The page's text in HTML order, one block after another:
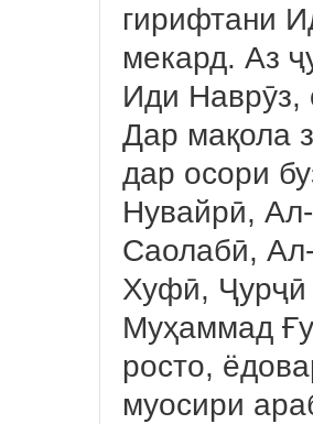
гирифтани
мекард. Аз
Иди Наврӯз,
Дар мақола
дар осори
Нувайрӣ,
Саолабӣ,
Хуфӣ,
Муҳаммад
росто,
муосири